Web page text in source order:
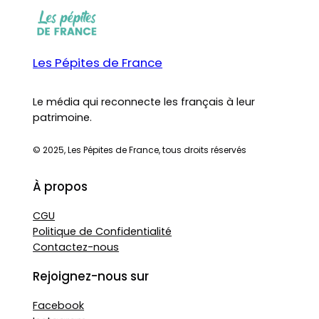
Les Pépites de France
Le média qui reconnecte les français à leur
patrimoine.
© 2025, Les Pépites de France, tous droits réservés
À propos
CGU
Politique de Confidentialité
Contactez-nous
Rejoignez-nous sur
Facebook